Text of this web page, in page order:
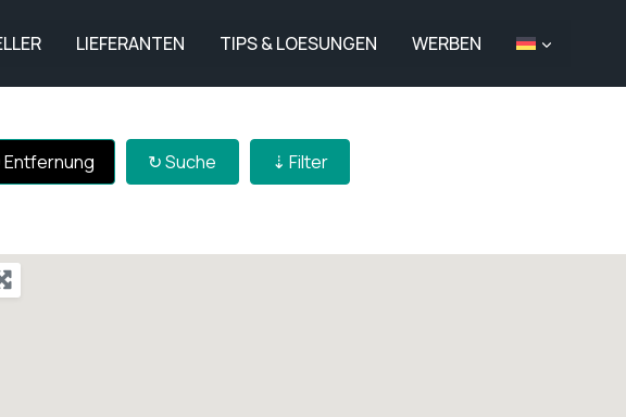
LIEFERANTEN TIPS & LOESUNGEN WERBEN
Entfernung ↻ Suche ↻ Αναζήτηση
⇣ Filter